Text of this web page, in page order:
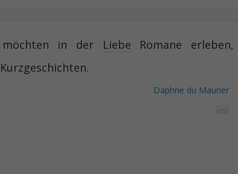
möchten in der Liebe Romane erleben,
Kurzgeschichten.
Daphne du Maurier